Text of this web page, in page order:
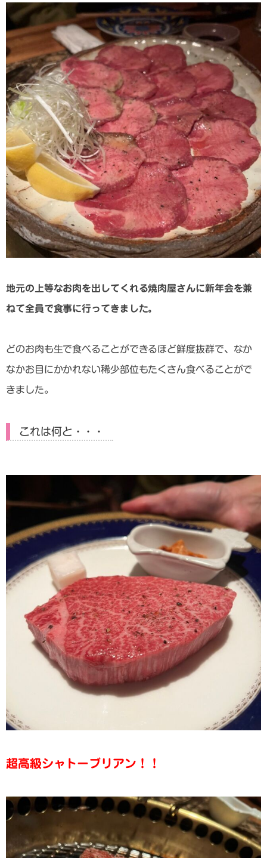
地元の上等なお肉を出してくれる焼肉屋さんに新年会を兼
ねて全員で食事に行ってきました。
どのお肉も生で食べることができるほど鮮度抜群で、なか
なかお目にかかれない稀少部位もたくさん食べることがで
きました。
これは何と・・・
超高級シャトーブリアン！！